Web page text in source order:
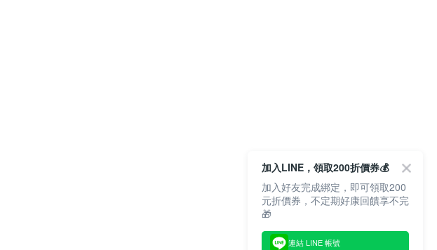
加入LINE，領取200折價券💰
加入好友完成綁定，即可領取200
元折價券，不定期好康回饋享不完
🎁
連結 LINE 帳號